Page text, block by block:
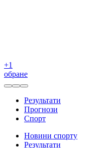
+1
обране
Результати
Прогнози
Спорт
Новини спорту
Результати